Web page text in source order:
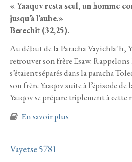
« Yaaqov resta seul, un homme
jusqu’à l’aube.»
Berechit (32,25).
Au début de la Paracha Vayichla’h,
retrouver son frère Esaw.
s’étaient séparés dans la paracha
son frère Yaaqov suite à l’épisode de
Yaaqov se prépare triplement à cette
En savoir plus
Vayetse 5781